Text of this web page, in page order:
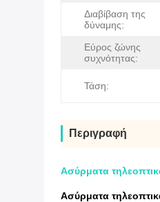
Διαβίβαση της
δύναμης:
Εύρος ζώνης
συχνότητας:
Τάση:
Περιγραφή
Ασύρματα
Ασύρματα